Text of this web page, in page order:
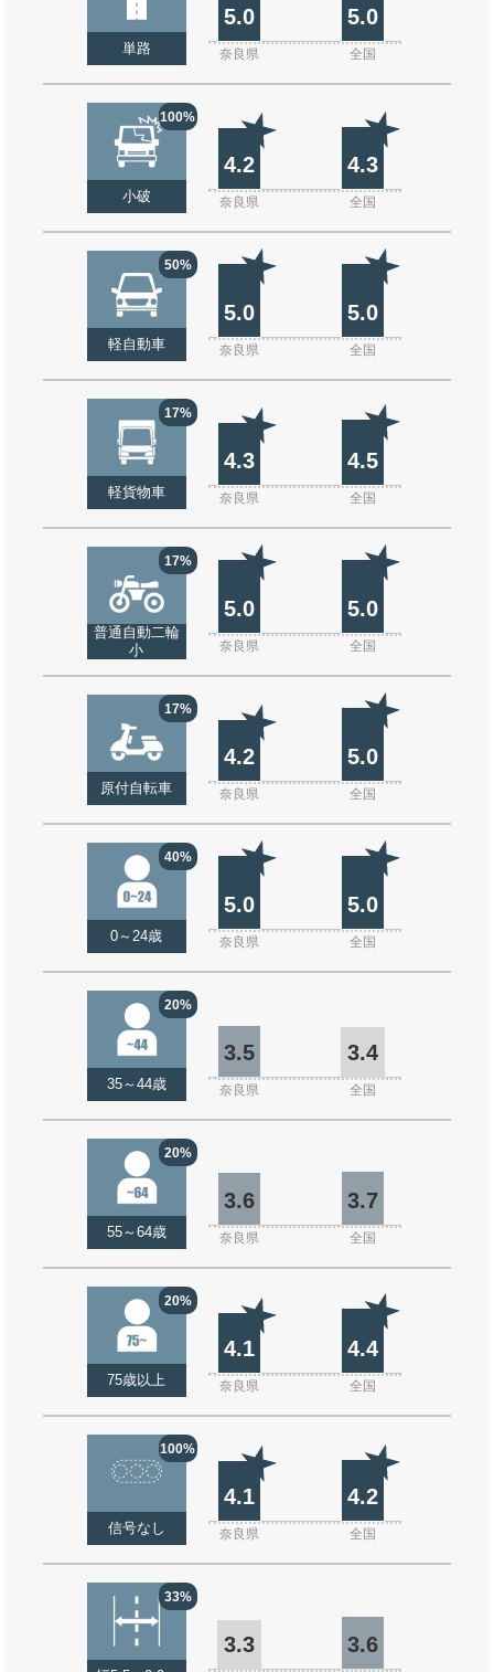
単路
5.0 5.0
奈良県 全国
100%
小破
4.2 4.3
奈良県 全国
50%
軽自動車
5.0 5.0
奈良県 全国
17%
軽貨物車
4.3 4.5
奈良県 全国
17%
普通自動二輪
小
5.0 5.0
奈良県 全国
17%
原付自転車
4.2 5.0
奈良県 全国
40%
0～24歳
5.0 5.0
奈良県 全国
20%
35～44歳
3.5 3.4
奈良県 全国
20%
55～64歳
3.6 3.7
奈良県 全国
20%
75歳以上
4.1 4.4
奈良県 全国
100%
信号なし
4.1 4.2
奈良県 全国
33%
3.3 3.6